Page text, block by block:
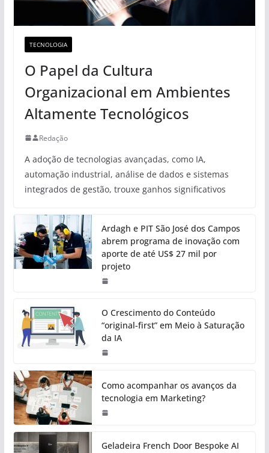
TECNOLOGIA
O Papel da Cultura
Organizacional em Ambientes
Altamente Tecnológicos
Redação
A adoção de tecnologias avançadas, como IA,
automação industrial, análise de dados e sistemas
integrados de gestão, trouxe ganhos significativos
Ardagh e PIT São José dos Campos
abrem programa de inovação com
aporte de até US$ 27 mil por
projeto
O Crescimento do Conteúdo
“original-first” em Meio à Saturação
da IA
Como acompanhar os avanços da
tecnologia em Marketing?
Geladeira French Door Bespoke AI